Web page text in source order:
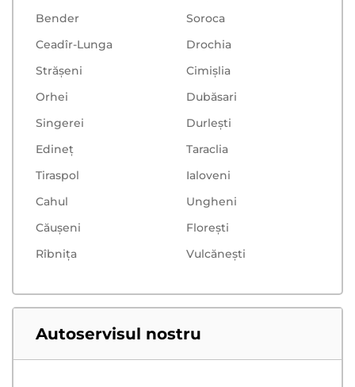
Bender
Soroca
Ceadîr-Lunga
Drochia
Strășeni
Cimișlia
Orhei
Dubăsari
Singerei
Durlești
Edineț
Taraclia
Tiraspol
Ialoveni
Cahul
Ungheni
Căușeni
Floreşti
Rîbnița
Vulcăneşti
Autoservisul nostru